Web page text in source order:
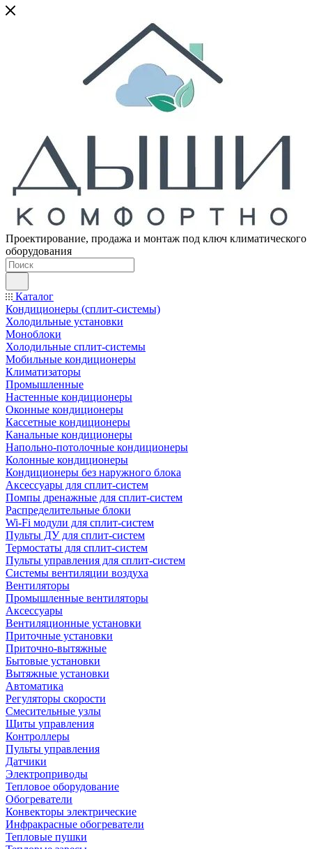
Проектирование, продажа и монтаж под ключ климатического
оборудования
Каталог
Кондиционеры (сплит-системы)
Холодильные установки
Моноблоки
Холодильные сплит-системы
Мобильные кондиционеры
Климатизаторы
Промышленные
Настенные кондиционеры
Оконные кондиционеры
Кассетные кондиционеры
Канальные кондиционеры
Напольно-потолочные кондиционеры
Колонные кондиционеры
Кондиционеры без наружного блока
Аксессуары для сплит-систем
Помпы дренажные для сплит-систем
Распределительные блоки
Wi-Fi модули для сплит-систем
Пульты ДУ для сплит-систем
Термостаты для сплит-систем
Пульты управления для сплит-систем
Системы вентиляции воздуха
Вентиляторы
Промышленные вентиляторы
Аксессуары
Вентиляционные установки
Приточные установки
Приточно-вытяжные
Бытовые установки
Вытяжные установки
Автоматика
Регуляторы скорости
Смесительные узлы
Щиты управления
Контроллеры
Пульты управления
Датчики
Электроприводы
Тепловое оборудование
Обогреватели
Конвекторы электрические
Инфракрасные обогреватели
Тепловые пушки